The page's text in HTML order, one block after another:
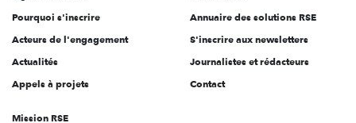
Pourquoi s'inscrire
Acteurs de l'engagement
Actualités
Appels à projets
Annuaire des solutions RSE
S'inscrire aux newsletters
Journalistes et rédacteurs
Contact
Mission RSE